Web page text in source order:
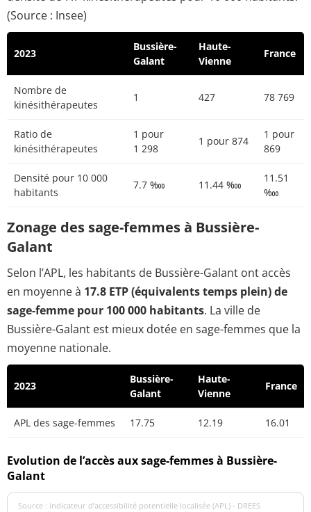
(Source : Insee)
2023
Bussière-
Galant
Haute-
Vienne
France
Nombre de
kinésithérapeutes
1 427 78 769
Ratio de
kinésithérapeutes
1 pour
1 298
1 pour 874
1 pour
869
Densité pour 10 000
habitants
7.7 ‱ 11.44 ‱
11.51
‱
Zonage des sage-femmes à Bussière-
Galant
Selon l’APL, les habitants de Bussière-Galant ont accès
en moyenne à 17.8 ETP (équivalents temps plein) de
sage-femme pour 100 000 habitants. La ville de
Bussière-Galant est mieux dotée en sage-femmes que la
moyenne nationale.
2023
Bussière-
Galant
Haute-
Vienne
France
APL des sage-femmes 17.75 12.19 16.01
Evolution de l’accès aux sage-femmes à Bussière-
Galant
Source : indicateur d’accessibilité potentielle localisée (APL) - DREES